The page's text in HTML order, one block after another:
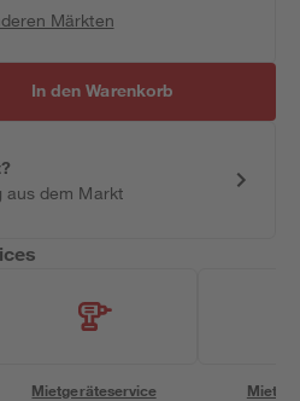
Märkten
In den Warenkorb
aus dem Markt
Mietgeräteservice